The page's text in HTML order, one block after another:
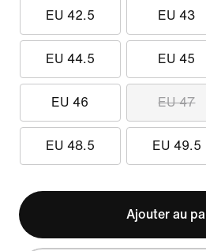
EU 42.5 EU 43
EU 44.5 EU 45
EU 46 EU 47
EU 48.5 EU 49.5
Ajouter au